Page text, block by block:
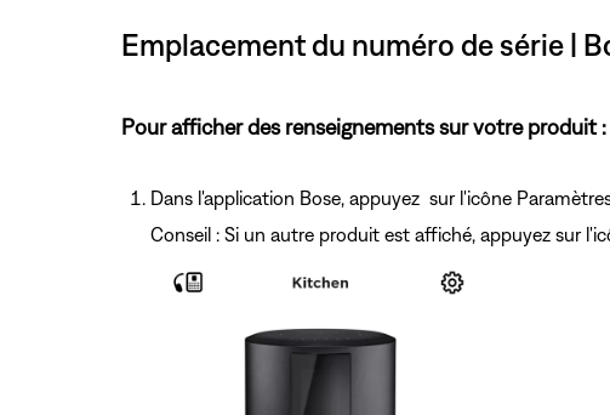
Emplacement du numéro de série |
Pour afficher des renseignements sur votre produit :
Dans l'application Bose, appuyez sur l'icône
Conseil : Si un autre produit est affiché, appuyez sur